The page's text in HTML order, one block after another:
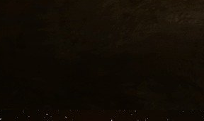
négligeable. »